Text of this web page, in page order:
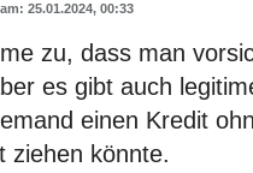
25.01.2024, 00:33
zu, dass man
es gibt auch
einen Kredit
ziehen könnte.